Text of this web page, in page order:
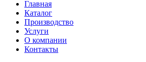
Главная
Каталог
Производство
Услуги
О компании
Контакты